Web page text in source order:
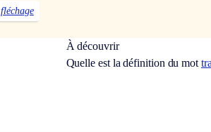
fléchage
À découvrir
Quelle est la définition du mot